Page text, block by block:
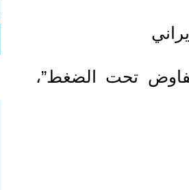
تحت الضغط”،